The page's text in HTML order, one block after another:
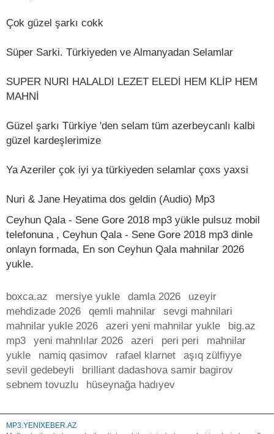
Çok güzel şarkı cokk
Süper Sarki. Türkiyeden ve Almanyadan Selamlar ️
SUPER NURI HALALDI LEZET ELEDİ HEM KLİP HEM
MAHNİ
Güzel şarkı Türkiye 'den selam tüm azerbeycanlı kalbi
güzel kardeşlerimize
Ya Azeriler çok iyi ya türkiyeden selamlar çoxs yaxsi
Nuri & Jane Heyatima dos geldin (Audio) Mp3
Ceyhun Qala - Sene Gore 2018 mp3 yükle pulsuz mobil
telefonuna , Ceyhun Qala - Sene Gore 2018 mp3 dinle
onlayn formada, En son Ceyhun Qala mahnilar 2026
yukle.
boxca.az mersiye yukle damla 2026
uzeyir
mehdizade 2026
qemli mahnilar
sevgi mahnilari
mahnilar yukle 2026
azeri yeni mahnilar yukle
big.az
mp3
yeni mahnlılar 2026 azeri peri peri
mahnilar
yukle
namiq qasimov rafael klarnet
aşıq zülfiyye
sevil gedebeyli
brilliant dadashova samir bagirov
sebnem tovuzlu
hüseynağa hadıyev
MP3.YENIXEBER.AZ